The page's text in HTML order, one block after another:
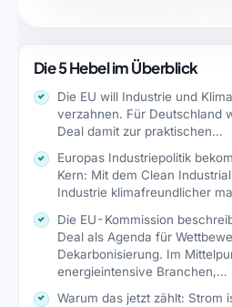
Die 5 Hebel im Überblick
Die EU will Industrie und
verzahnen. Für Deutschland
Deal damit zur praktischen…
Europas Industriepolitik
Kern: Mit dem Clean
Industrie klimafreundlicher
Die EU-Kommission
Deal als Agenda für
Dekarbonisierung. Im
energieintensive Branchen,…
Warum das jetzt zählt: Strom